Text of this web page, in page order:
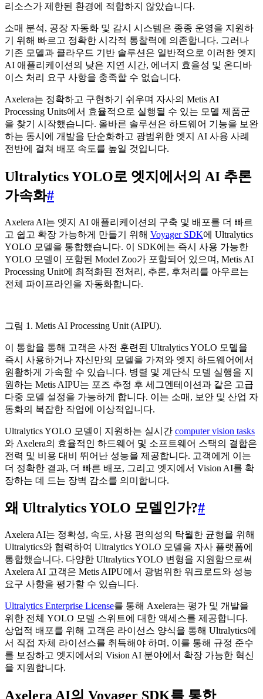
리소스가 제한된 환경에 적합하지 않았습니다.
소매 분석, 공장 자동화 및 감시 시스템은 종종 운영을 지원하
기 위해 빠르고 정확한 시각적 통찰력에 의존합니다. 그러나
기존 모델과 클라우드 기반 솔루션은 일반적으로 이러한 엣지
AI 애플리케이션의 낮은 지연 시간, 에너지 효율성 및 온디바
이스 처리 요구 사항을 충족할 수 없습니다.
Axelera는 정확하고 구현하기 쉬우며 자사의 Metis AI
Processing Units에서 효율적으로 실행될 수 있는 모델 제품군
을 찾기 시작했습니다. 올바른 솔루션은 하드웨어 기능을 보완
하는 동시에 개발을 단순화하고 광범위한 엣지 AI 사용 사례
전반에 걸쳐 배포 속도를 높일 것입니다.
Ultralytics YOLO로 엣지에서의 AI 추론
가속화#
Axelera AI는 엣지 AI 애플리케이션의 구축 및 배포를 더 빠르
고 쉽고 확장 가능하게 만들기 위해 Voyager SDK에 Ultralytics
YOLO 모델을 통합했습니다. 이 SDK에는 즉시 사용 가능한
YOLO 모델이 포함된 Model Zoo가 포함되어 있으며, Metis AI
Processing Unit에 최적화된 전처리, 추론, 후처리를 아우르는
전체 파이프라인을 자동화합니다.
그림 1. Metis AI Processing Unit (AIPU).
이 통합을 통해 고객은 사전 훈련된 Ultralytics YOLO 모델을
즉시 사용하거나 자신만의 모델을 가져와 엣지 하드웨어에서
원활하게 가속할 수 있습니다. 병렬 및 계단식 모델 실행을 지
원하는 Metis AIPU는 포즈 추정 후 세그멘테이션과 같은 고급
다중 모델 설정을 가능하게 합니다. 이는 소매, 보안 및 산업 자
동화의 복잡한 작업에 이상적입니다.
Ultralytics YOLO 모델이 지원하는 실시간 computer vision tasks
와 Axelera의 효율적인 하드웨어 및 소프트웨어 스택의 결합은
전력 및 비용 대비 뛰어난 성능을 제공합니다. 고객에게 이는
더 정확한 결과, 더 빠른 배포, 그리고 엣지에서 Vision AI를 확
장하는 데 드는 장벽 감소를 의미합니다.
왜 Ultralytics YOLO 모델인가?#
Axelera AI는 정확성, 속도, 사용 편의성의 탁월한 균형을 위해
Ultralytics와 협력하여 Ultralytics YOLO 모델을 자사 플랫폼에
통합했습니다. 다양한 Ultralytics YOLO 변형을 지원함으로써
Axelera AI 고객은 Metis AIPU에서 광범위한 워크로드와 성능
요구 사항을 평가할 수 있습니다.
Ultralytics Enterprise License를 통해 Axelera는 평가 및 개발을
위한 전체 YOLO 모델 스위트에 대한 액세스를 제공합니다.
상업적 배포를 위해 고객은 라이선스 양식을 통해 Ultralytics에
서 직접 자체 라이선스를 취득해야 하며, 이를 통해 규정 준수
를 보장하고 엣지에서의 Vision AI 분야에서 확장 가능한 혁신
을 지원합니다.
Axelera AI의 Voyager SDK를 통한